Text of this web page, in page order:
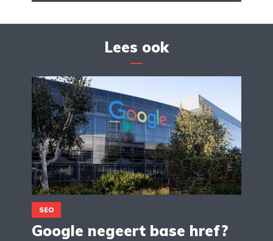
Lees ook
SEO
Google negeert base href?